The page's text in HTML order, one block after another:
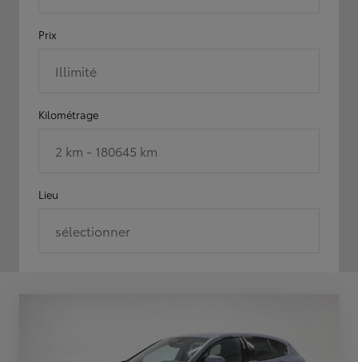
Prix
Illimité
Kilométrage
2 km - 180645 km
Lieu
sélectionner